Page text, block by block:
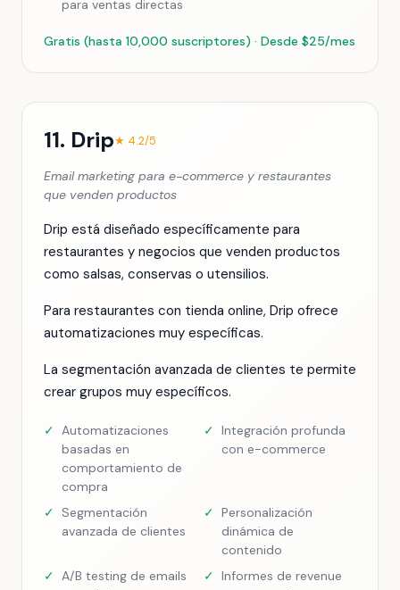
para ventas directas
Gratis (hasta 10,000 suscriptores) · Desde $25/mes
11. Drip★ 4.2/5
Email marketing para e-commerce y restaurantes
que venden productos
Drip está diseñado específicamente para
restaurantes y negocios que venden productos
como salsas, conservas o utensilios.
Para restaurantes con tienda online, Drip ofrece
automatizaciones muy específicas.
La segmentación avanzada de clientes te permite
crear grupos muy específicos.
✓ Automatizaciones
basadas en
comportamiento de
compra
✓ Integración profunda
con e-commerce
✓
Segmentación
avanzada de clientes
✓ Personalización
dinámica de
contenido
✓ A/B testing de emails
✓ Informes de revenue